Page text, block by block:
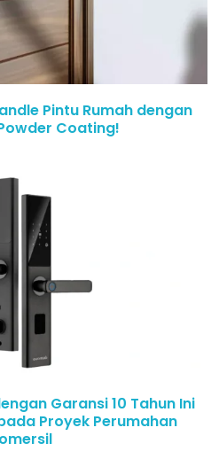
Pintu Rumah dengan
Coating!
Garansi 10 Tahun Ini
Proyek Perumahan